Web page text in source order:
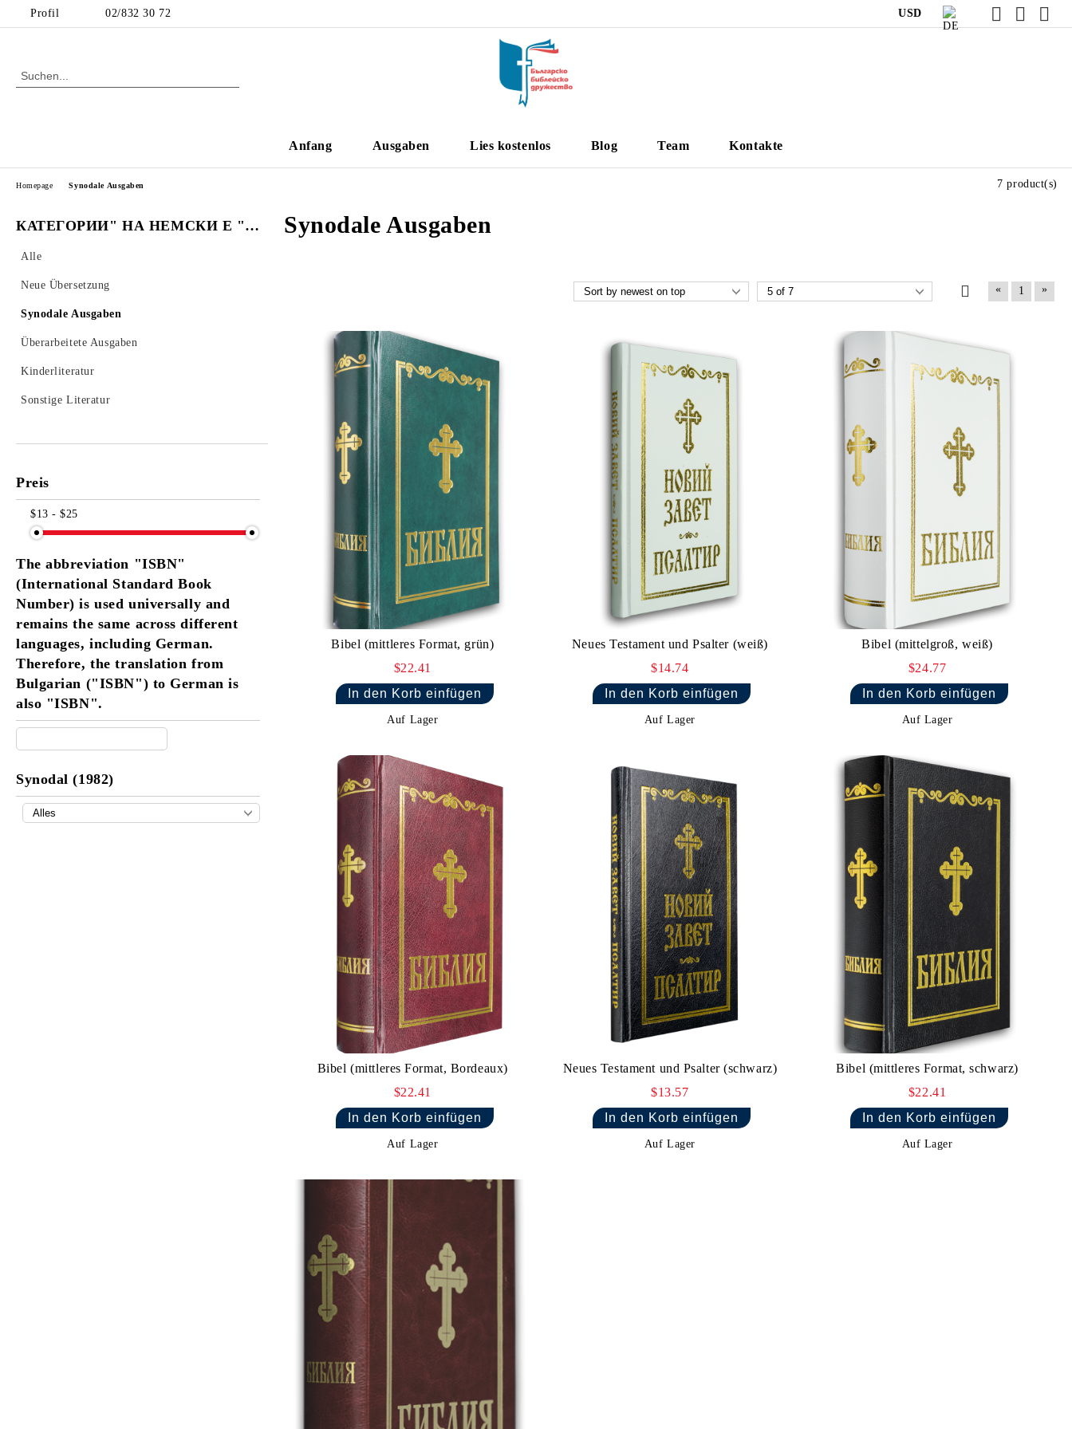
Profil 02/832 30 72 USD
Anfang Ausgaben Lies kostenlos Blog Team Kontakte
КАТЕГОРИИ" НА НЕМСКИ Е "KATEGORIEN".
Alle
Neue Übersetzung
Synodale Ausgaben
Überarbeitete Ausgaben
Kinderliteratur
Sonstige Literatur
Preis
$13 - $25
The abbreviation "ISBN"
(International Standard Book
Number) is used universally and
remains the same across different
languages, including German.
Therefore, the translation from
Bulgarian ("ISBN") to German is
also "ISBN".
Synodal (1982)
Homepage Synodale Ausgaben
Synodale Ausgaben
7 product(s)
« 1 »
Bibel (mittleres Format, grün)
$22.41
Auf Lager
Neues Testament und Psalter (weiß)
$14.74
Auf Lager
Bibel (mittelgroß, weiß)
$24.77
Auf Lager
Bibel (mittleres Format, Bordeaux)
$22.41
Auf Lager
Neues Testament und Psalter (schwarz)
$13.57
Auf Lager
Bibel (mittleres Format, schwarz)
$22.41
Auf Lager